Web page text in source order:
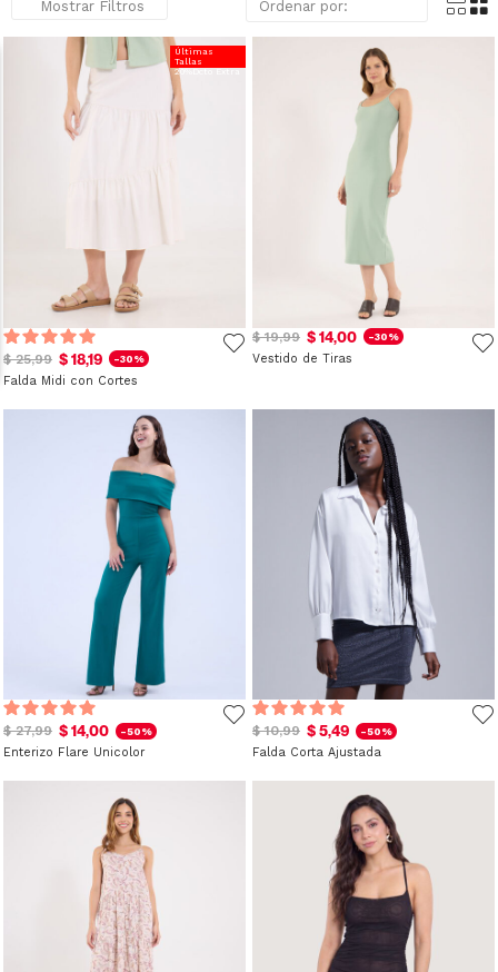
Mostrar Filtros
Últimas
Tallas
20%Dcto Extra
$ 25,99 $ 18,19 -30%
Falda Midi con Cortes
$ 19,99 $ 14,00 -30%
Vestido de Tiras
$ 27,99 $ 14,00 -50%
Enterizo Flare Unicolor
$ 10,99 $ 5,49 -50%
Falda Corta Ajustada